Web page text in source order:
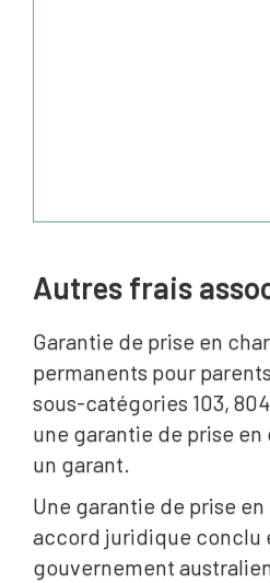
Autres frais
Garantie de prise en
permanents pour
sous-catégories 103,
une garantie de prise
un garant.
Une garantie de prise
accord juridique conclu
gouvernement